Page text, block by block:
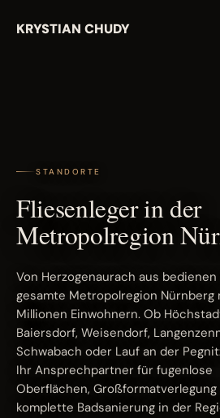
KRYSTIAN CHUDY
STANDORTE
Fliesenleger in der
Metropolregion
Von Herzogenaurach aus
gesamte Metropolregion Nürnberg
Millionen Einwohnern. Ob
Baiersdorf, Weisendorf,
Schwabach oder Lauf an der
Ihr Ansprechpartner für fugenlose
Oberflächen, Großformatverlegung
komplette Badsanierung in der